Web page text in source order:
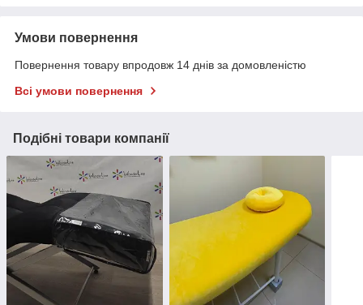
Умови повернення
Повернення товару впродовж 14 днів за домовленістю
Всі умови повернення
Подібні товари компанії